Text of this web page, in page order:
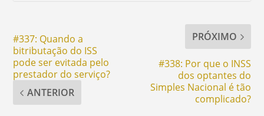
#337: Quando a
bitributação do ISS
pode ser evitada pelo
prestador do serviço?
ANTERIOR
PRÓXIMO
#338: Por que o INSS
dos optantes do
Simples Nacional é tão
complicado?